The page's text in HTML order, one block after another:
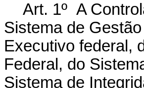
Art. 1º A
Sistema de
Executivo federal,
Federal, do
Sistema de